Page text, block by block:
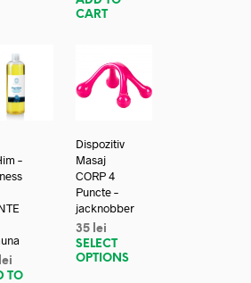
CART
–
lei
TO
Dispozitiv
Masaj
CORP 4
Puncte –
jacknobber
35 lei
SELECT
OPTIONS